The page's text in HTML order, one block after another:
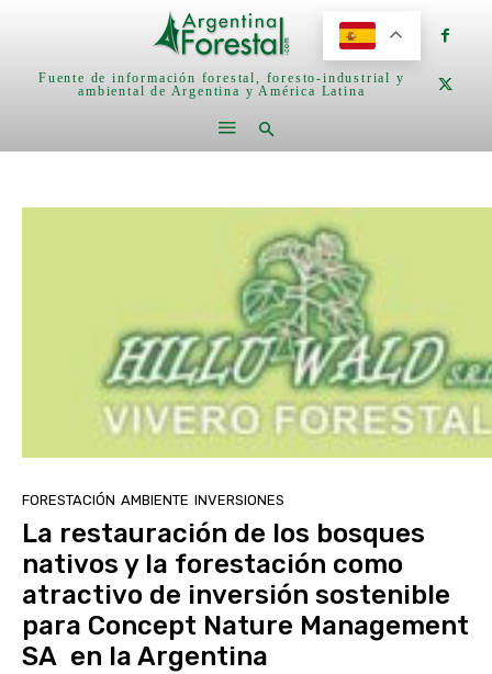
Fuente de información forestal, foresto-industrial y
ambiental de Argentina y América Latina
FORESTACIÓN AMBIENTE INVERSIONES
La restauración de los bosques
nativos y la forestación como
atractivo de inversión sostenible
para Concept Nature Management
SA en la Argentina